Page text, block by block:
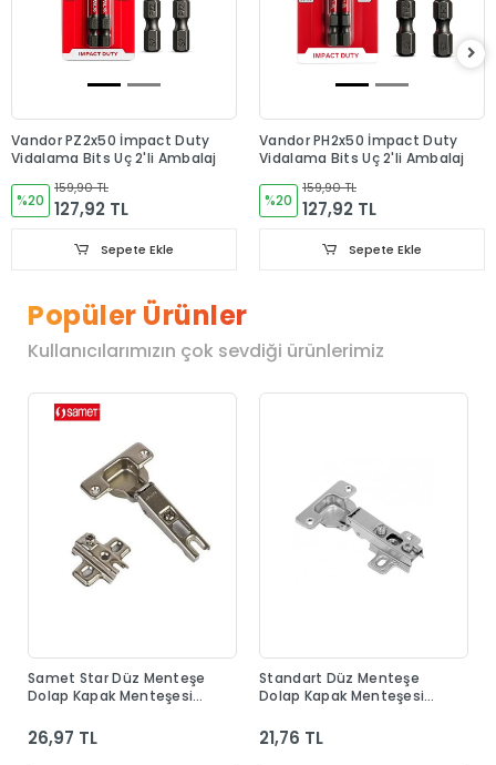
Vandor PZ2x50 İmpact Duty
Vidalama Bits Uç 2'li Ambalaj
%20
159,90 TL
127,92 TL
Sepete Ekle
Vandor PH2x50 İmpact Duty
Vidalama Bits Uç 2'li Ambalaj
%20
159,90 TL
127,92 TL
Sepete Ekle
Popüler Ürünler
Kullanıcılarımızın çok sevdiği ürünlerimiz
Samet Star Düz Menteşe
Dolap Kapak Menteşesi
26,97 TL
Standart Düz Menteşe
Dolap Kapak Menteşesi
21,76 TL